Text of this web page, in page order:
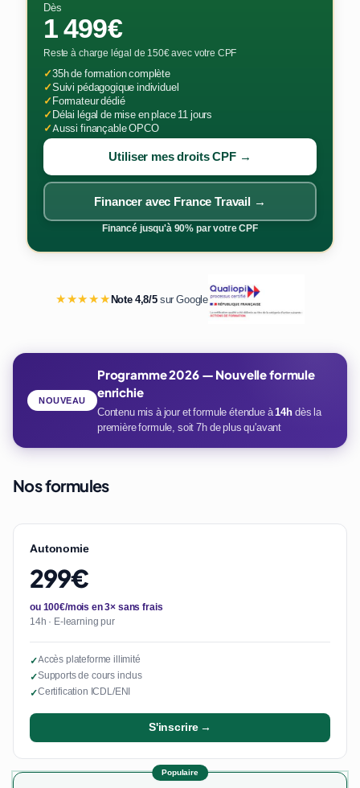
Dès
1 499€
Reste à charge légal de 150€ avec votre CPF
✓35h de formation complète
✓Suivi pédagogique individuel
✓Formateur dédié
✓Délai légal de mise en place 11 jours
✓Aussi finançable OPCO
Utiliser mes droits CPF →
Financer avec France Travail →
Financé jusqu'à 90% par votre CPF
★★★★★Note 4,8/5sur Google
Programme 2026 — Nouvelle formule
enrichie
Contenu mis à jour et formule étendue à14hdès la
première formule, soit 7h de plus qu'avant
NOUVEAU
Nos formules
Autonomie
299€
ou 100€/mois en 3× sans frais
14h · E-learning pur
✓Accès plateforme illimité
✓Supports de cours inclus
✓Certification ICDL/ENI
S'inscrire →
Populaire